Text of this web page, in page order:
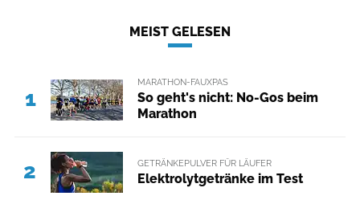
MEIST GELESEN
1
MARATHON-FAUXPAS
So geht's nicht: No-Gos beim
Marathon
2 GETRÄNKEPULVER FÜR LÄUFER
Elektrolytgetränke im Test